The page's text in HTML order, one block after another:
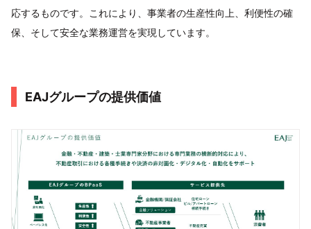
応するものです。これにより、事業者の生産性向上、利便性の確
保、そして安全な業務運営を実現しています。
EAJグループの提供価値